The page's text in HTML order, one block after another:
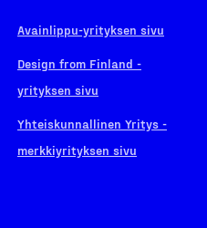
Avainlippu-yrityksen sivu
Design from Finland -
yrityksen sivu
Yhteiskunnallinen Yritys -
merkkiyrityksen sivu